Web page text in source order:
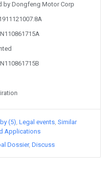
by Dongfeng Motor Corp
(5) Legal events Similar
Applications
Dossier Discuss